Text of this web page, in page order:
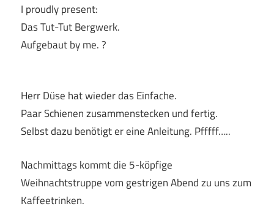
I proudly present:
Das Tut-Tut Bergwerk.
Aufgebaut by me. ?
Herr Düse hat wieder das Einfache.
Paar Schienen zusammenstecken und fertig.
Selbst dazu benötigt er eine Anleitung. Pfffff…..
Nachmittags kommt die 5-köpfige
Weihnachtstruppe vom gestrigen Abend zu uns zum
Kaffeetrinken.